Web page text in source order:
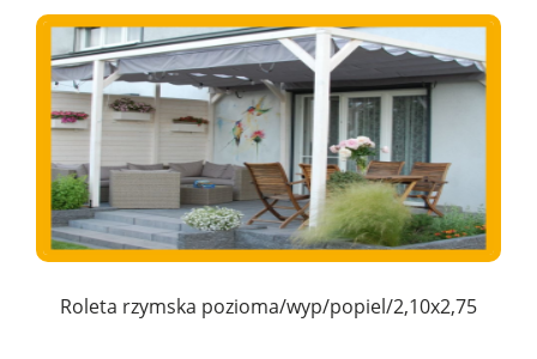
Roleta rzymska pozioma/wyp/popiel/2,10x2,75